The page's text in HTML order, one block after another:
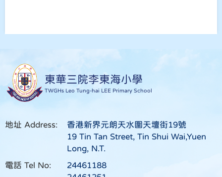
東華三院李東海小學
TWGHs Leo Tung-hai LEE Primary School
地址 Address:
香港新界元朗天水圍天壇街19號
19 Tin Tan Street, Tin Shui Wai,Yuen
Long, N.T.
電話 Tel No:
24461188